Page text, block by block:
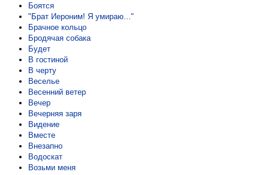
Боятся
"Брат Иероним! Я умираю..."
Брачное кольцо
Бродячая собака
Будет
В гостиной
В черту
Веселье
Весенний ветер
Вечер
Вечерняя заря
Видение
Вместе
Внезапно
Водоскат
Возьми меня